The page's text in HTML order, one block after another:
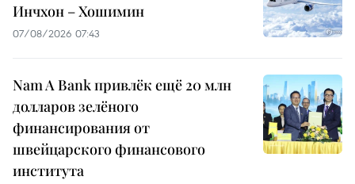
Инчхон – Хошимин
07/08/2026 07:43
Nam A Bank привлёк ещё 20 млн
долларов зелёного
финансирования от
швейцарского финансового
института